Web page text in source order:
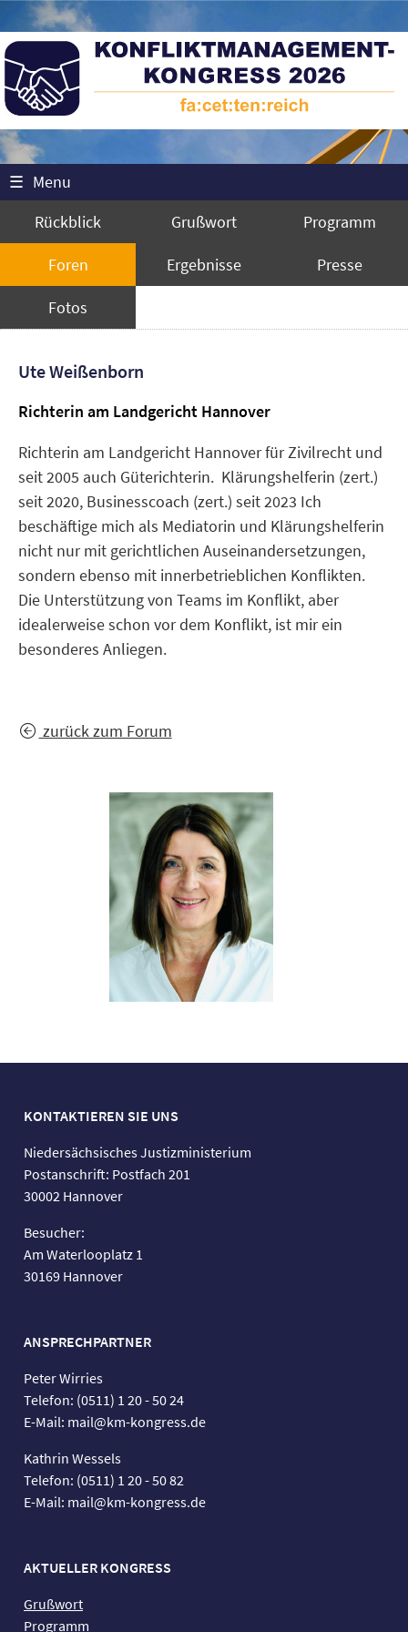
☰ Menu
Rückblick
Grußwort Programm
Foren Ergebnisse Presse
Fotos
Ute Weißenborn
Richterin am Landgericht Hannover
Richterin am Landgericht Hannover für Zivilrecht und
seit 2005 auch Güterichterin. Klärungshelferin (zert.)
seit 2020, Businesscoach (zert.) seit 2023 Ich
beschäftige mich als Mediatorin und Klärungshelferin
nicht nur mit gerichtlichen Auseinandersetzungen,
sondern ebenso mit innerbetrieblichen Konflikten.
Die Unterstützung von Teams im Konflikt, aber
idealerweise schon vor dem Konflikt, ist mir ein
besonderes Anliegen.
zurück zum Forum
KONTAKTIEREN SIE UNS
Niedersächsisches Justizministerium
Postanschrift: Postfach 201
30002 Hannover
Besucher:
Am Waterlooplatz 1
30169 Hannover
ANSPRECHPARTNER
Peter Wirries
Telefon: (0511) 1 20 - 50 24
E-Mail: mail@km-kongress.de
Kathrin Wessels
Telefon: (0511) 1 20 - 50 82
E-Mail: mail@km-kongress.de
AKTUELLER KONGRESS
Grußwort
Programm